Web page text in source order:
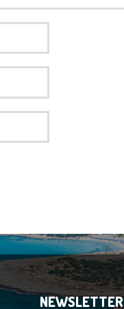
NEWSLETTER